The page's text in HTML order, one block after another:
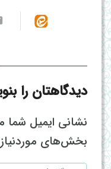
دیدگاهتان را
نشانی ایمیل شما
بخش‌های